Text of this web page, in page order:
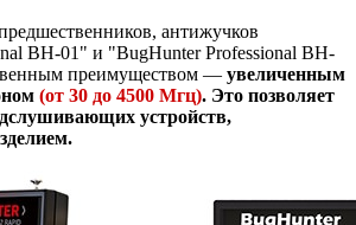
антижучков
BH-01" и "BugHunter Professional BH-
преимуществом — увеличенным
(от 30 до 4500 Мгц). Это позволяет
устройств,